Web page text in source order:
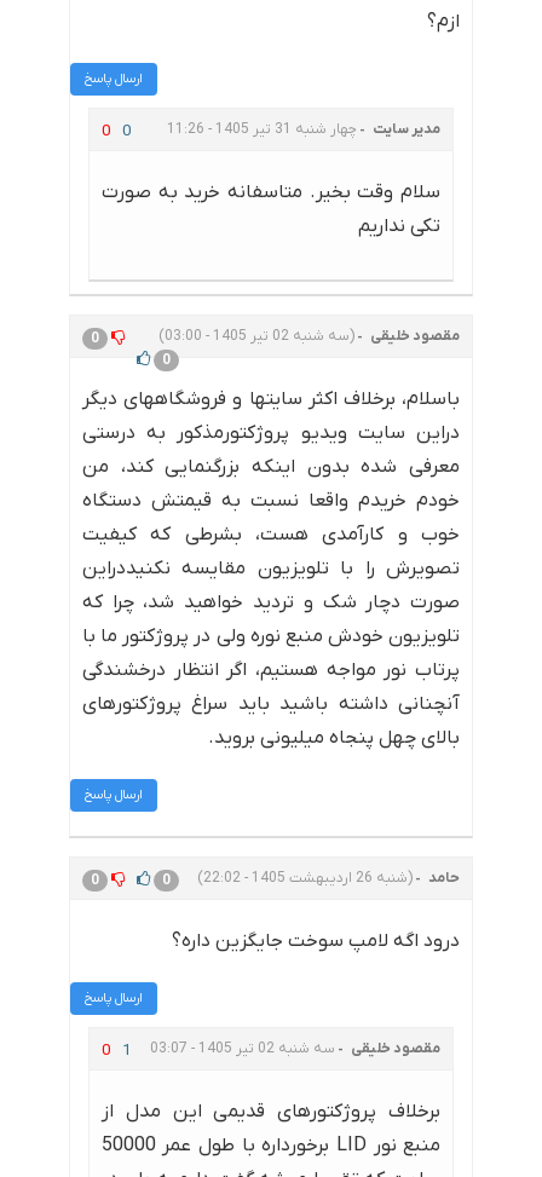
ازم؟
ارسال پاسخ
مدیر سایت چهار شنبه 31 تیر 1405 - 11:26 0 0
سلام وقت بخیر. متاسفانه خرید به صورت
تکی نداریم
مقصود خلیقی (سه شنبه 02 تیر 1405 - 03:00)
0
0
باسلام، برخلاف اکثر سایتها و فروشگاههای دیگر
دراین سایت ویدیو پروژکتورمذکور به درستی
معرفی شده بدون اینکه بزرگنمایی کند، من
خودم خریدم واقعا نسبت به قیمتش دستگاه
خوب و کارآمدی هست، بشرطی که کیفیت
تصویرش را با تلویزیون مقایسه نکنیددراین
صورت دچار شک و تردید خواهید شد، چرا که
تلویزیون خودش منبع نوره ولی در پروژکتور ما با
پرتاب نور مواجه هستیم، اگر انتظار درخشندگی
آنچنانی داشته باشید باید سراغ پروژکتورهای
بالای چهل پنجاه میلیونی بروید.
ارسال پاسخ
حامد (شنبه 26 اردیبهشت 1405 - 22:02) 0 0
درود اگه لامپ سوخت جایگزین داره؟
ارسال پاسخ
مقصود خلیقی سه شنبه 02 تیر 1405 - 03:07 0 1
برخلاف پروژکتورهای قدیمی این مدل از
منبع نور LID برخورداره با طول عمر 50000